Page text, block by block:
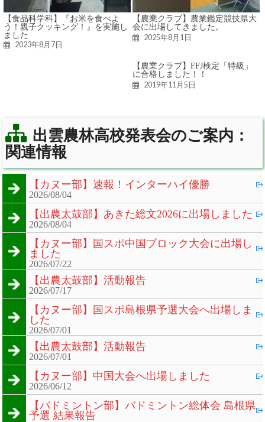
【食品科学科】『お米を食べよ
う！親子クッキング！』を実施し
ました
2023年8月7日
【農業クラブ】農業鑑定競技県大
会に出場してきました。
2025年8月1日
【農業クラブ】FFJ検定「特級」
に合格しました！！
2019年11月5日
出雲農林高校発表会のご案内：
関連情報
【カヌー部】速報！インターハイ優勝
2026/08/04
【出農太鼓部】あきた総文2026に出場しました
2026/08/04
【カヌー部】国スポ中国ブロック大会に出場し
ました
2026/07/22
【出農太鼓部】活動報告
2026/07/17
【カヌー部】国スポ島根県予選大会へ出場しま
した
2026/07/01
【出農太鼓部】活動報告
2026/07/01
【カヌー部】中国大会へ出場しました
2026/06/12
【バドミントン部】バドミントン総体会 島根県
予選 結果報告